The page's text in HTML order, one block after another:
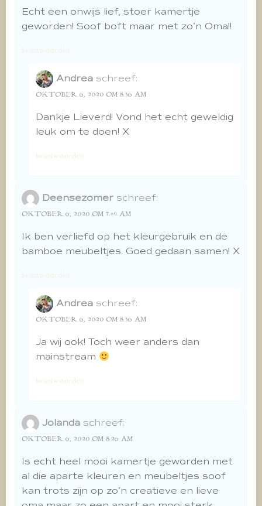
Echt een onwijs lief, stoer kamertje
geworden! Soof boft maar met zo’n Oma!!
beantwoorden
Andrea schreef:
OKTOBER 6, 2020 OM 8:36 AM
Dankje Lieverd! Vond het echt geweldig
leuk om te doen! X
beantwoorden
Deensezomer schreef:
OKTOBER 6, 2020 OM 7:49 AM
Ik ben verliefd op het kleurgebruik en de
bamboe meubeltjes. Goed gedaan samen! X
beantwoorden
Andrea schreef:
OKTOBER 6, 2020 OM 8:36 AM
Ja wij ook! Toch weer anders dan
mainstream
beantwoorden
Jolanda schreef:
OKTOBER 6, 2020 OM 8:26 AM
Is echt heel mooi kamertje geworden met
al die aparte kleuren en meubeltjes soof
kan trots zijn op zo’n creatieve en lieve